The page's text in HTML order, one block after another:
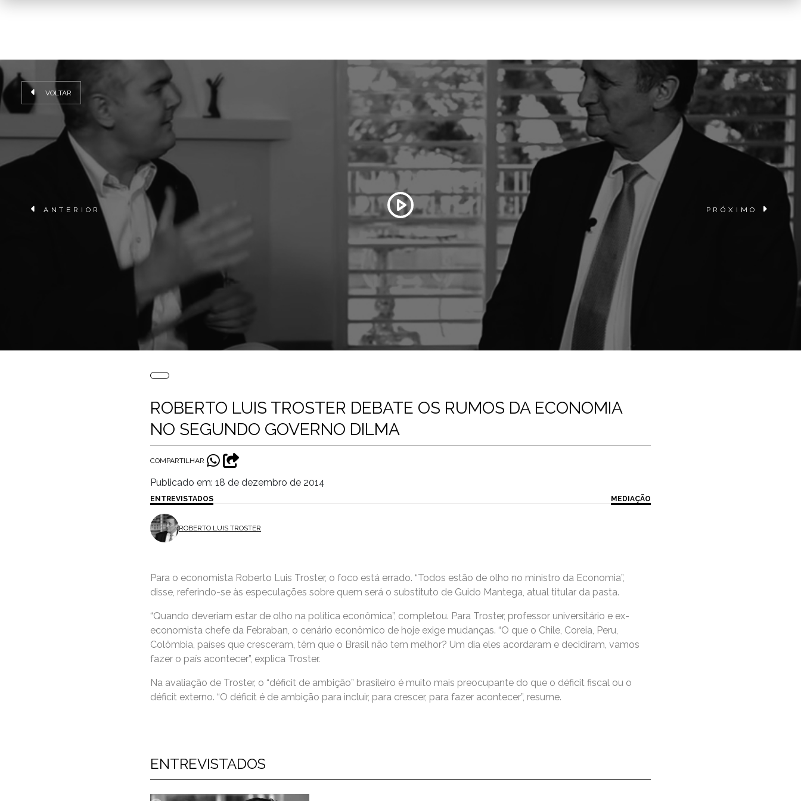
VOLTAR
ANTERIOR PRÓXIMO
ROBERTO LUIS TROSTER DEBATE OS RUMOS DA ECONOMIA
NO SEGUNDO GOVERNO DILMA
COMPARTILHAR
Publicado em: 18 de dezembro de 2014
ENTREVISTADOS
ROBERTO LUIS TROSTER
MEDIAÇÃO
Para o economista Roberto Luis Troster, o foco está errado. “Todos estão de olho no ministro da Economia”,
disse, referindo-se às especulações sobre quem será o substituto de Guido Mantega, atual titular da pasta.
“Quando deveriam estar de olho na política econômica”, completou. Para Troster, professor universitário e ex-
economista chefe da Febraban, o cenário econômico de hoje exige mudanças. “O que o Chile, Coreia, Peru,
Colômbia, países que cresceram, têm que o Brasil não tem melhor? Um dia eles acordaram e decidiram, vamos
fazer o país acontecer”, explica Troster.
Na avaliação de Troster, o “déficit de ambição” brasileiro é muito mais preocupante do que o déficit fiscal ou o
déficit externo. “O déficit é de ambição para incluir, para crescer, para fazer acontecer”, resume.
ENTREVISTADOS